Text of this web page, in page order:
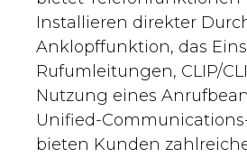
Installieren direkter
Anklopffunktion, das
Rufumleitungen, CLIP/
Nutzung eines
Unified-
bieten Kunden